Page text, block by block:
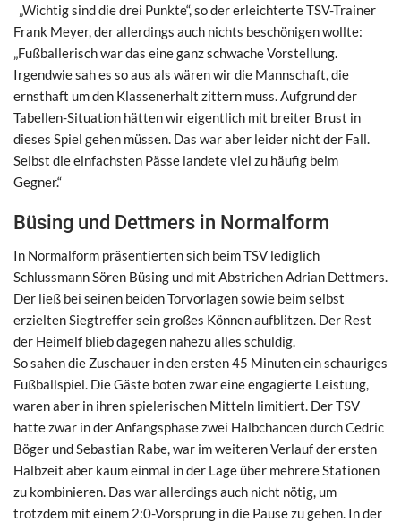
„Wichtig sind die drei Punkte“, so der erleichterte TSV-Trainer
Frank Meyer, der allerdings auch nichts beschönigen wollte:
„Fußballerisch war das eine ganz schwache Vorstellung.
Irgendwie sah es so aus als wären wir die Mannschaft, die
ernsthaft um den Klassenerhalt zittern muss. Aufgrund der
Tabellen-Situation hätten wir eigentlich mit breiter Brust in
dieses Spiel gehen müssen. Das war aber leider nicht der Fall.
Selbst die einfachsten Pässe landete viel zu häufig beim
Gegner.“
Büsing und Dettmers in Normalform
In Normalform präsentierten sich beim TSV lediglich
Schlussmann Sören Büsing und mit Abstrichen Adrian Dettmers.
Der ließ bei seinen beiden Torvorlagen sowie beim selbst
erzielten Siegtreffer sein großes Können aufblitzen. Der Rest
der Heimelf blieb dagegen nahezu alles schuldig.
So sahen die Zuschauer in den ersten 45 Minuten ein schauriges
Fußballspiel. Die Gäste boten zwar eine engagierte Leistung,
waren aber in ihren spielerischen Mitteln limitiert. Der TSV
hatte zwar in der Anfangsphase zwei Halbchancen durch Cedric
Böger und Sebastian Rabe, war im weiteren Verlauf der ersten
Halbzeit aber kaum einmal in der Lage über mehrere Stationen
zu kombinieren. Das war allerdings auch nicht nötig, um
trotzdem mit einem 2:0-Vorsprung in die Pause zu gehen. In der